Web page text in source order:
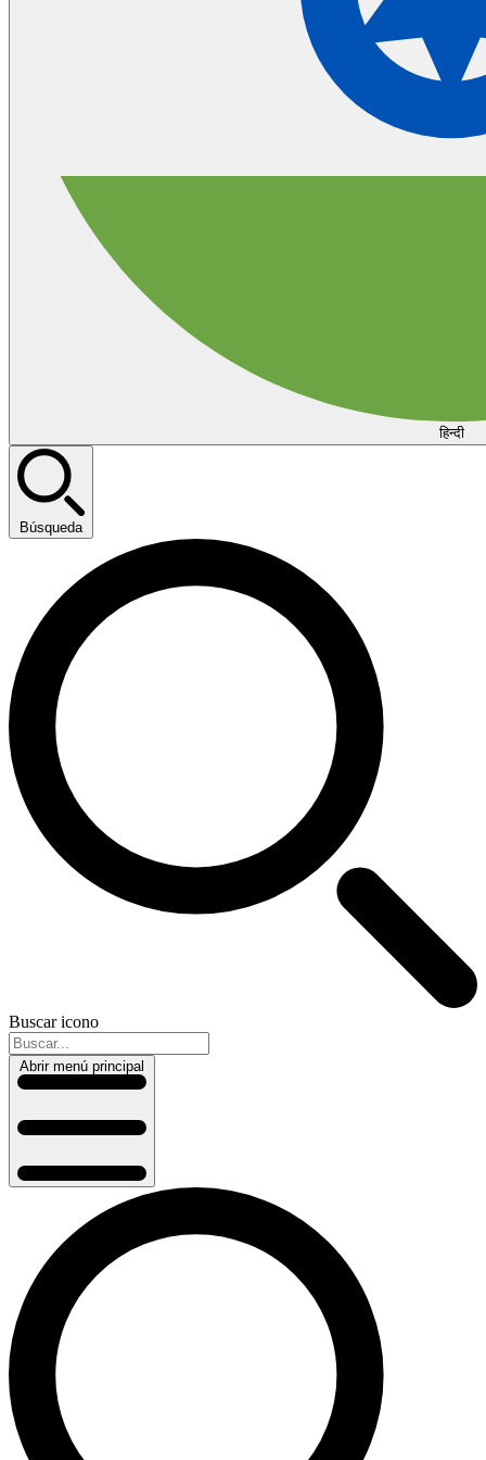
हिन्दी
Búsqueda
Buscar icono
Abrir menú principal